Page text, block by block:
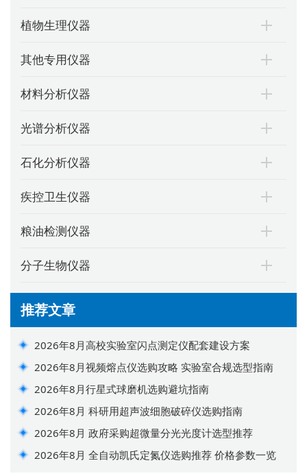
植物生理仪器
其他专用仪器
材料分析仪器
光谱分析仪器
石化分析仪器
疾控卫生仪器
粮油检测仪器
分子生物仪器
推荐文章
2026年8月高校实验室闪点测定仪配套建设方案
2026年8月视频熔点仪选购攻略 实验室合规选型指南
2026年8月行星式球磨机选购避坑指南
2026年8月 科研用超声波细胞破碎仪选购指南
2026年8月 政府采购超微量分光光度计选型推荐
2026年8月 全自动凯氏定氮仪选购推荐 价格参数一览